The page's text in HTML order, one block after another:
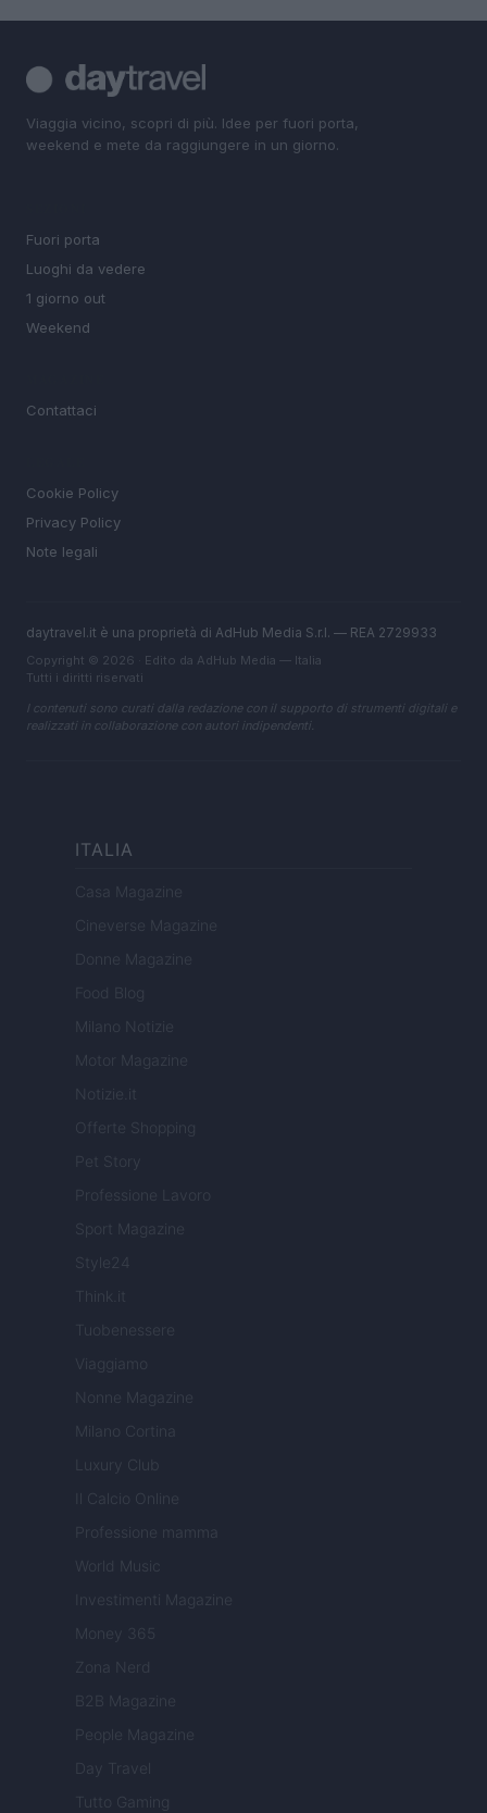
Viaggia vicino, scopri di più. Idee per fuori porta,
weekend e mete da raggiungere in un giorno.
Fuori porta
Luoghi da vedere
1 giorno out
Weekend
Contattaci
Cookie Policy
Privacy Policy
Note legali
daytravel.it è una proprietà di AdHub Media S.r.l. — REA 2729933
Copyright © 2026 · Edito da AdHub Media — Italia
Tutti i diritti riservati
I contenuti sono curati dalla redazione con il supporto di strumenti digitali e
realizzati in collaborazione con autori indipendenti.
ITALIA
Casa Magazine
Cineverse Magazine
Donne Magazine
Food Blog
Milano Notizie
Motor Magazine
Notizie.it
Offerte Shopping
Pet Story
Professione Lavoro
Sport Magazine
Style24
Think.it
Tuobenessere
Viaggiamo
Nonne Magazine
Milano Cortina
Luxury Club
Il Calcio Online
Professione mamma
World Music
Investimenti Magazine
Money 365
Zona Nerd
B2B Magazine
People Magazine
Day Travel
Tutto Gaming